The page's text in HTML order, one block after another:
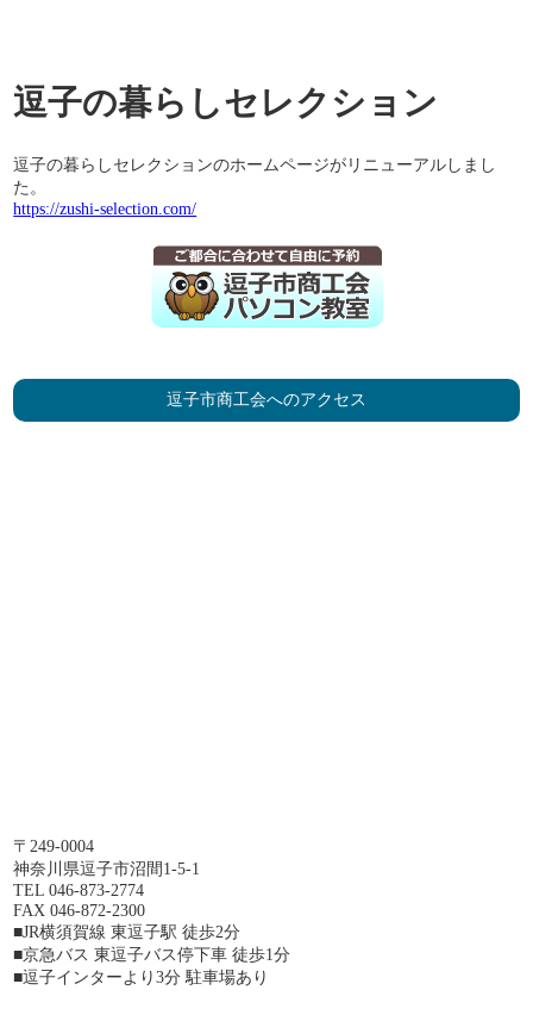
逗子の暮らしセレクション
逗子の暮らしセレクションのホームページがリニューアルしまし
た。
https://zushi-selection.com/
逗子市商工会へのアクセス
〒249-0004
神奈川県逗子市沼間1-5-1
TEL 046-873-2774
FAX 046-872-2300
■JR横須賀線 東逗子駅 徒歩2分
■京急バス 東逗子バス停下車 徒歩1分
■逗子インターより3分 駐車場あり